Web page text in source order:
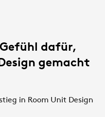
Gefühl dafür,
gemacht
in Room Unit Design